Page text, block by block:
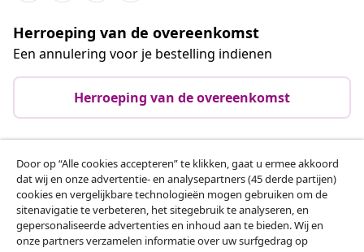
Herroeping van de overeenkomst
Een annulering voor je bestelling indienen
Herroeping van de overeenkomst
Klantenservice
Zakelijk
Door op “Alle cookies accepteren” te klikken, gaat u ermee akkoord
dat wij en onze advertentie- en analysepartners (45 derde partijen)
cookies en vergelijkbare technologieën mogen gebruiken om de
sitenavigatie te verbeteren, het sitegebruik te analyseren, en
gepersonaliseerde advertenties en inhoud aan te bieden. Wij en
onze partners verzamelen informatie over uw surfgedrag op